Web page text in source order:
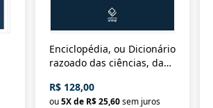
Enciclopédia, ou Dicionário
razoado das ciências, das
Civilização material
R$ 128,00
ou5X de R$ 25,60sem juros